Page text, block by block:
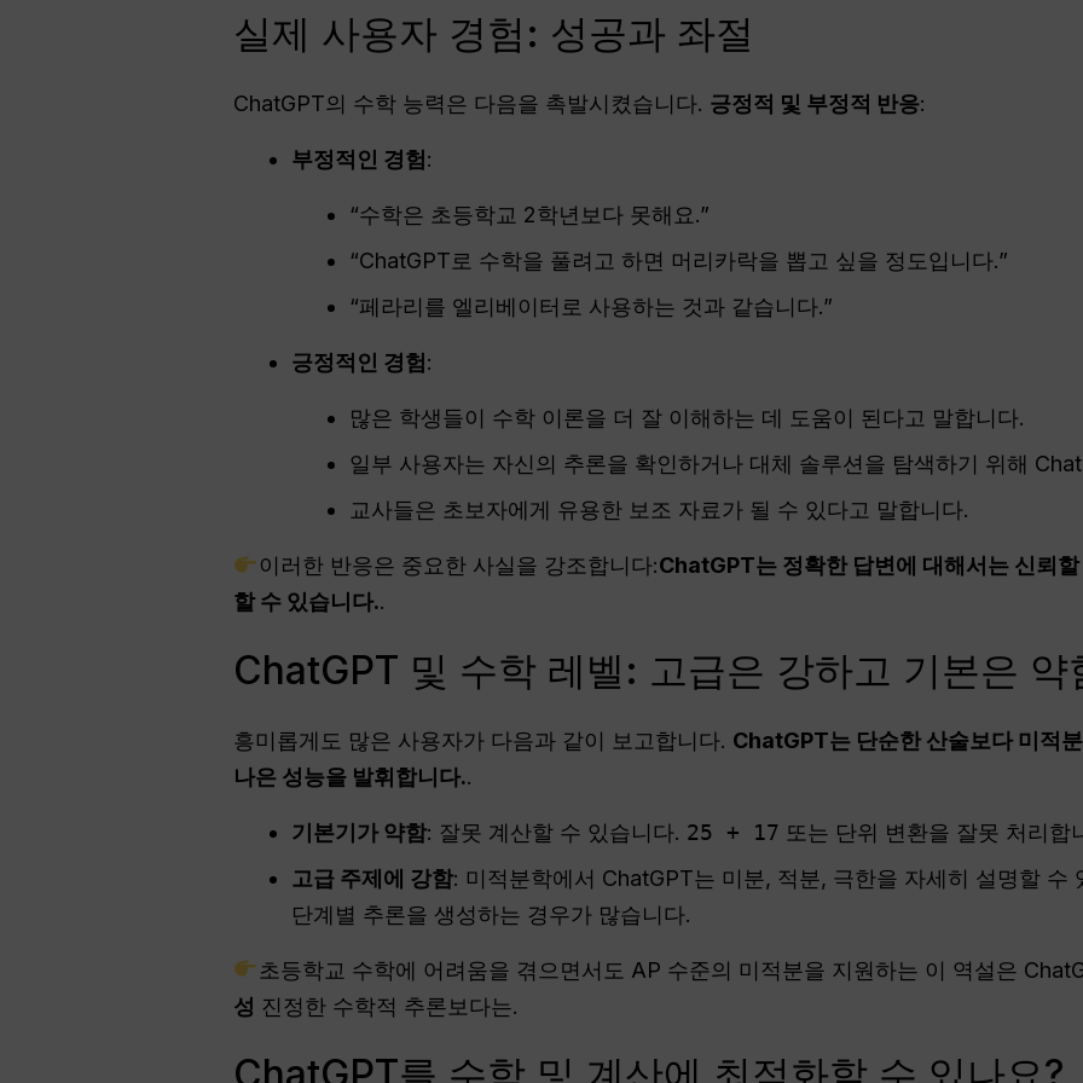
실제 사용자 경험: 성공과 좌절
ChatGPT의 수학 능력은 다음을 촉발시켰습니다. 긍정적 및 부정적 반응:
부정적인 경험 :
“수학은 초등학교 2학년보다 못해요.”
“ChatGPT로 수학을 풀려고 하면 머리카락을 뽑고 싶을 정도입니다.”
“페라리를 엘리베이터로 사용하는 것과 같습니다.”
긍정적인 경험 :
많은 학생들이 수학 이론을 더 잘 이해하는 데 도움이 된다고 말합니다.
일부 사용자는 자신의 추론을 확인하거나 대체 솔루션을 탐색하기 위해
교사들은 초보자에게 유용한 보조 자료가 될 수 있다고 말합니다.
이러한 반응은 중요한 사실을 강조합니다:ChatGPT는 정확한 답변에 대해서는 신뢰
할 수 있습니다..
ChatGPT 및 수학 레벨: 고급은 강하고 기본은 약
흥미롭게도 많은 사용자가 다음과 같이 보고합니다. ChatGPT는 단순한 산술보다 미적
나은 성능을 발휘합니다..
기본기가 약함: 잘못 계산할 수 있습니다. 25 + 17 또는 단위 변환을 잘못 처리합
고급 주제에 강함: 미적분학에서 ChatGPT는 미분, 적분, 극한을 자세히 설명할 수
단계별 추론을 생성하는 경우가 많습니다.
초등학교 수학에 어려움을 겪으면서도 AP 수준의 미적분을 지원하는 이 역설은
성 진정한 수학적 추론보다는.